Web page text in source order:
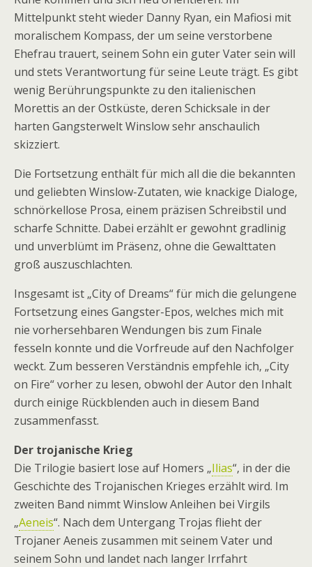
Mittelpunkt steht wieder Danny Ryan, ein Mafiosi mit
moralischem Kompass, der um seine verstorbene
Ehefrau trauert, seinem Sohn ein guter Vater sein will
und stets Verantwortung für seine Leute trägt. Es gibt
wenig Berührungspunkte zu den italienischen
Morettis an der Ostküste, deren Schicksale in der
harten Gangsterwelt Winslow sehr anschaulich
skizziert.
Die Fortsetzung enthält für mich all die die bekannten
und geliebten Winslow-Zutaten, wie knackige Dialoge,
schnörkellose Prosa, einem präzisen Schreibstil und
scharfe Schnitte. Dabei erzählt er gewohnt gradlinig
und unverblümt im Präsenz, ohne die Gewalttaten
groß auszuschlachten.
Insgesamt ist „City of Dreams“ für mich die gelungene
Fortsetzung eines Gangster-Epos, welches mich mit
nie vorhersehbaren Wendungen bis zum Finale
fesseln konnte und die Vorfreude auf den Nachfolger
weckt. Zum besseren Verständnis empfehle ich, „City
on Fire“ vorher zu lesen, obwohl der Autor den Inhalt
durch einige Rückblenden auch in diesem Band
zusammenfasst.
Der trojanische Krieg
Die Trilogie basiert lose auf Homers „Ilias“, in der die
Geschichte des Trojanischen Krieges erzählt wird. Im
zweiten Band nimmt Winslow Anleihen bei Virgils
„Aeneis“. Nach dem Untergang Trojas flieht der
Trojaner Aeneis zusammen mit seinem Vater und
seinem Sohn und landet nach langer Irrfahrt